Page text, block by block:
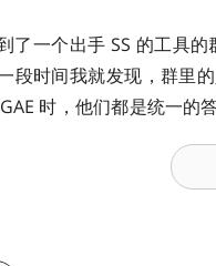
了一个出手 SS 的工具
段时间我就发现，群里
时，他们都是统一的